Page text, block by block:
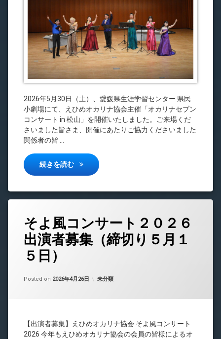
2026年5月30日（土）、愛媛県生涯学習センター 県民
小劇場にて、えひめオカリナ協会主催「オカリナセブン
コンサート in 松山」を開催いたしました。ご来場くだ
さいました皆さま、開催にあたりご協力くださいました
関係者の皆 …
続きを読む オカリナセブンコンサート in 松山 開催報告
そよ風コンサート２０２６
出演者募集（締切り５月１
５日）
Posted on 2026年4月26日
Updated on
by中島 昇平
カテゴリー:
未分類
【出演者募集】えひめオカリナ協会 そよ風コンサート
2026 今年もえひめオカリナ協会の会員の皆様によるオ